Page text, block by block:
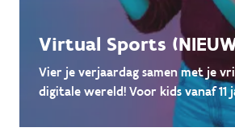
Virtual Sports
Vier je verjaardag samen met je
digitale wereld! Voor kids vanaf 11